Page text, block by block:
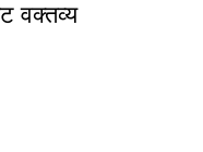
वक्तव्य